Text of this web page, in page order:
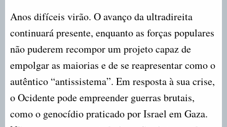
Anos difíceis virão. O avanço da ultradireita
continuará presente, enquanto as forças populares
não puderem recompor um projeto capaz de
empolgar as maiorias e de se reapresentar como o
autêntico “antissistema”. Em resposta à sua crise,
o Ocidente pode empreender guerras brutais,
como o genocídio praticado por Israel em Gaza.